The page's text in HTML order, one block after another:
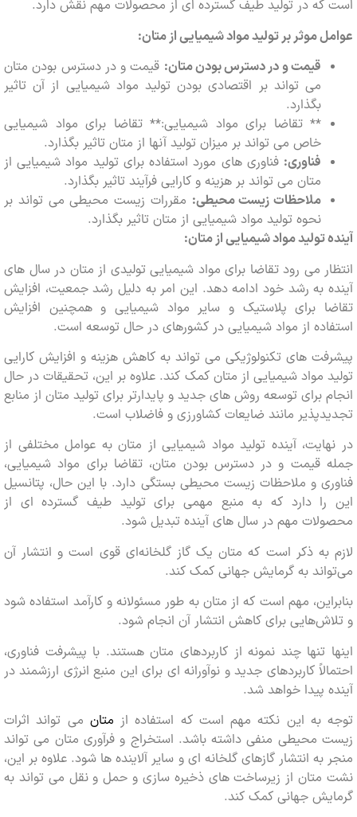
در تولید طیف گسترده ای از محصولات مهم نقش دارد.
موثر بر تولید مواد شیمیایی از متان:
قیمت و در دسترس بودن متان:قیمت و در دسترس بودن متان
می تواند بر اقتصادی بودن تولید مواد شیمیایی از آن تاثیر
بگذارد.
** تقاضا برای مواد شیمیایی:** تقاضا برای مواد شیمیایی
خاص می تواند بر میزان تولید آنها از متان تاثیر بگذارد.
فناوری:فناوری های مورد استفاده برای تولید مواد شیمیایی از
متان می تواند بر هزینه و کارایی فرآیند تاثیر بگذارد.
ملاحظات زیست محیطی:مقررات زیست محیطی می تواند بر
نحوه تولید مواد شیمیایی از متان تاثیر بگذارد.
تولید مواد شیمیایی از متان:
می رود تقاضا برای مواد شیمیایی تولیدی از متان در سال های
به رشد خود ادامه دهد. این امر به دلیل رشد جمعیت، افزایش
برای پلاستیک و سایر مواد شیمیایی و همچنین افزایش
از مواد شیمیایی در کشورهای در حال توسعه است.
های تکنولوژیکی می تواند به کاهش هزینه و افزایش کارایی
مواد شیمیایی از متان کمک کند. علاوه بر این، تحقیقات در حال
برای توسعه روش های جدید و پایدارتر برای تولید متان از منابع
مانند ضایعات کشاورزی و فاضلاب است.
آینده تولید مواد شیمیایی از متان به عوامل مختلفی از
قیمت و در دسترس بودن متان، تقاضا برای مواد شیمیایی،
و ملاحظات زیست محیطی بستگی دارد. با این حال، پتانسیل
دارد که به منبع مهمی برای تولید طیف گسترده ای از
مهم در سال های آینده تبدیل شود.
به ذکر است که متان یک گاز گلخانه‌ای قوی است و انتشار آن
به گرمایش جهانی کمک کند.
مهم است که از متان به طور مسئولانه و کارآمد استفاده شود
برای کاهش انتشار آن انجام شود.
تنها چند نمونه از کاربردهای متان هستند. با پیشرفت فناوری،
کاربردهای جدید و نوآورانه ای برای این منبع انرژی ارزشمند در
پیدا خواهد شد.
به این نکته مهم است که استفاده ازمتان می تواند اثرات
محیطی منفی داشته باشد. استخراج و فرآوری متان می تواند
انتشار گازهای گلخانه ای و سایر آلاینده ها شود. علاوه بر این،
از زیرساخت های ذخیره سازی و حمل و نقل می تواند به
جهانی کمک کند.